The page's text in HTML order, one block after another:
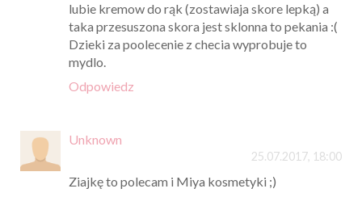
lubie kremow do rąk (zostawiaja skore lepką) a
taka przesuszona skora jest sklonna to pekania :(
Dzieki za poolecenie z checia wyprobuje to
mydlo.
Odpowiedz
Unknown
25.07.2017, 18:00
Ziajkę to polecam i Miya kosmetyki ;)